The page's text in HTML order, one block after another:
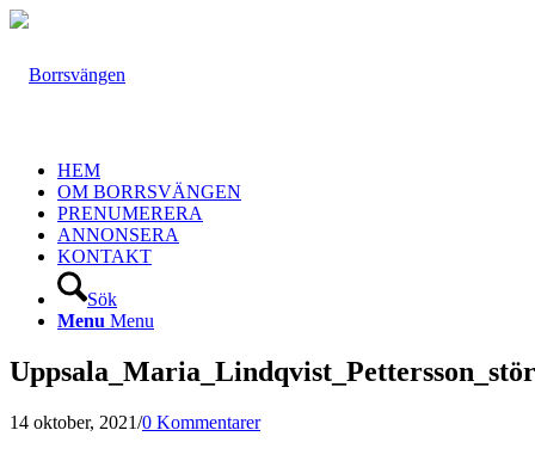
HEM
OM BORRSVÄNGEN
PRENUMERERA
ANNONSERA
KONTAKT
Sök
Menu Menu
14 oktober, 2021/0 Kommentarer